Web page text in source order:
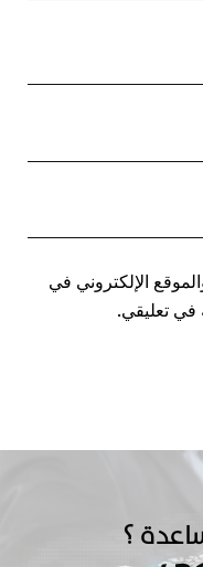
الإلكتروني في
في تعليقي.
؟